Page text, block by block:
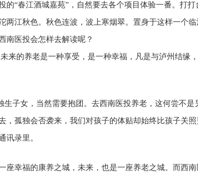
“春江酒城嘉苑”，自然要去各个项目体验一番。打打
两江秋色。秋色连波，波上寒烟翠。置身于这样一个
南医投会怎样去解读呢？
的养老是一种享受，是一种幸福，凡是与泸州结缘，
生子女，当然需要抱团。去西南医投养老，这何尝不
，孤独会否袭来，我们对孩子的体贴却始终比孩子关
讯录里。
幸福的康养之城，未来，也是一座养老之城。而西南